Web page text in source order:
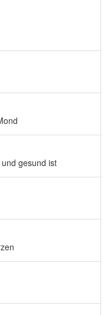
gesund ist